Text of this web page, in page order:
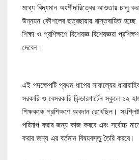
মধ্যে বিদ্যমান অংশীদারিত্বের আওতায় চালু
উন্নয়ন কৌশলের ছত্রছায়ায় বাস্তবায়িত হচ্ছে।
শিক্ষা ও প্রশিক্ষণে বিশেষজ্ঞ বিশেষজ্ঞরা
দেবেন।
এই পদক্ষেপটি প্রথম ধাপের সাফল্যের
সরকারি ও বেসরকারি কিন্ডারগার্টেন স্কুলে ১২
শিক্ষককে প্রশিক্ষণে অবদান রেখেছিল।
পরিমাপ করার জন্য কাজ করবে এবং সর্বোচ্চ
করার জন্য এর বর্তমান বিষয়বস্তু তৈরি করবে।